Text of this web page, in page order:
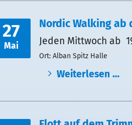
27
Mai
Nordic Walking ab
Jeden Mittwoch ab
Ort: Alban Spitz Halle
Weiterlesen …